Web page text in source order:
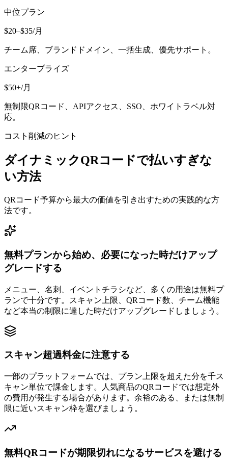
中位プラン
$20–$35/月
チーム席、ブランドドメイン、一括生成、優先サポート。
エンタープライズ
$50+/月
無制限QRコード、APIアクセス、SSO、ホワイトラベル対
応。
コスト削減のヒント
ダイナミックQRコードで払いすぎな
い方法
QRコード予算から最大の価値を引き出すための実践的な方
法です。
無料プランから始め、必要になった時だけアップ
グレードする
メニュー、名刺、イベントチラシなど、多くの用途は無料プ
ランで十分です。スキャン上限、QRコード数、チーム機能
など本当の制限に達した時だけアップグレードしましょう。
スキャン超過料金に注意する
一部のプラットフォームでは、プラン上限を超えた分を千ス
キャン単位で課金します。人気商品のQRコードでは想定外
の費用が発生する場合があります。余裕のある、または無制
限に近いスキャン枠を選びましょう。
無料QRコードが期限切れになるサービスを避ける